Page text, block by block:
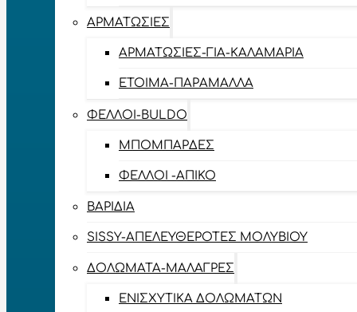
ΑΡΜΑΤΩΣΙΈΣ
ΑΡΜΑΤΩΣΙΈΣ-ΓΙΑ-ΚΑΛΑΜΆΡΙΑ
ΈΤΟΙΜΑ-ΠΑΡΆΜΑΛΛΑ
ΦΕΛΛΟΊ-BULDO
ΜΠΟΜΠΆΡΔΕΣ
ΦΕΛΛΟΊ -ΑΠΊΚΟ
ΒΑΡΊΔΙΑ
SISSY-ΑΠΕΛΕΥΘΕΡΟΤΈΣ ΜΟΛΥΒΙΟΎ
ΔΟΛΏΜΑΤΑ-ΜΑΛΆΓΡΕΣ
ΕΝΙΣΧΥΤΙΚΆ ΔΟΛΩΜΆΤΩΝ